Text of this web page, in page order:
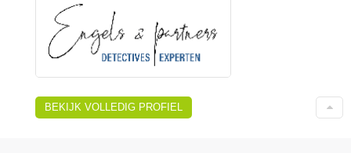
BEKIJK VOLLEDIG PROFIEL